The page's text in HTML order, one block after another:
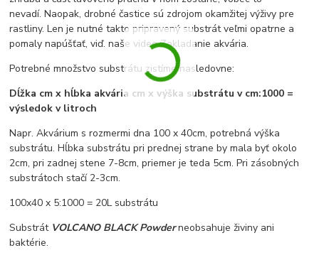
nevadí. Naopak, drobné častice sú zdrojom okamžitej výživy pre
rastliny. Len je nutné takto pripravený substrát veľmi opatrne a
pomaly napúšťať, viď. naše video Zakladanie akvária.
Potrebné množstvo substrátu zistíme nasledovne:
Dĺžka cm x hĺbka akvária cm x výška substrátu v cm:1000 =
výsledok v litroch
Napr. Akvárium s rozmermi dna 100 x 40cm, potrebná výška
substrátu. Hĺbka substrátu pri prednej strane by mala byť okolo
2cm, pri zadnej stene 7-8cm, priemer je teda 5cm. Pri zásobných
substrátoch stačí 2-3cm.
100x40 x 5:1000 = 20L substrátu
Substrát VOLCANO BLACK Powderneobsahuje živiny ani
baktérie.